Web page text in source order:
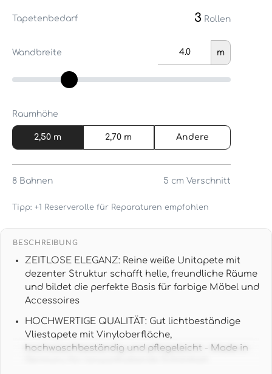
Tapetenbedarf 3 Rollen
Wandbreite m
Raumhöhe
2,50 m 2,70 m Andere
8 Bahnen 5 cm Verschnitt
Tipp: +1 Reserverolle für Reparaturen empfohlen
BESCHREIBUNG
ZEITLOSE ELEGANZ: Reine weiße Unitapete mit
dezenter Struktur schafft helle, freundliche Räume
und bildet die perfekte Basis für farbige Möbel und
Accessoires
HOCHWERTIGE QUALITÄT: Gut lichtbeständige
Vliestapete mit Vinyloberfläche,
hochwaschbeständig und pflegeleicht - Made in